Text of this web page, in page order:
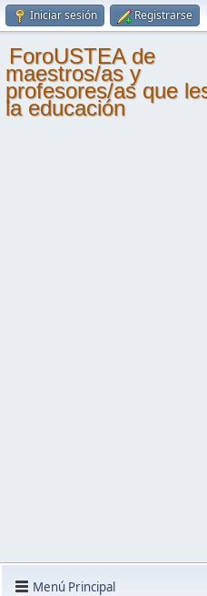
Iniciar sesión Registrarse
ForoUSTEA de
maestros/as y
profesores/as que
la educación
Menú Principal